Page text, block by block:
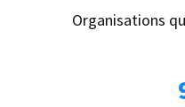
Organisations